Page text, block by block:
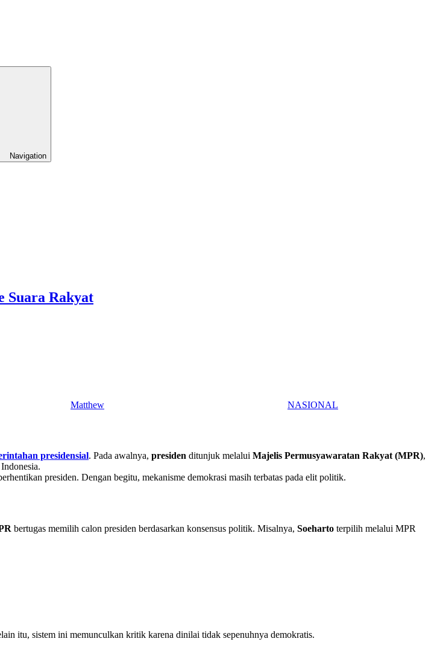
Navigation
Suara Rakyat
Matthew NASIONAL
presidensial. Pada awalnya, presiden ditunjuk melalui Majelis Permusyawaratan Rakyat (MPR),
presiden. Dengan begitu, mekanisme demokrasi masih terbatas pada elit politik.
bertugas memilih calon presiden berdasarkan konsensus politik. Misalnya, Soeharto terpilih melalui MPR
itu, sistem ini memunculkan kritik karena dinilai tidak sepenuhnya demokratis.